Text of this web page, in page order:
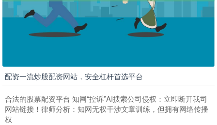
配资一流炒股配资网站，安全杠杆首选平台
合法的股票配资平台 知网“控诉”AI搜索公司侵权：立即断开我司
网站链接！律师分析：知网无权干涉文章训练，但拥有网络传播
权